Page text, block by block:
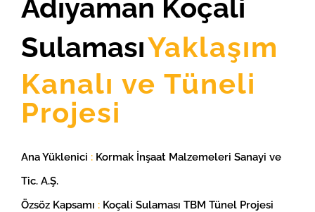
Adıyaman Koçali
SulamasıYaklaşım
Kanalı ve Tüneli
Projesi
Ana Yüklenici :Kormak İnşaat Malzemeleri Sanayi ve
Tic. A.Ş.
Özsöz Kapsamı : Koçali Sulaması TBM Tünel Projesi